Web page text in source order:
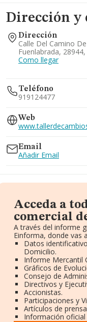
Dirección y
Dirección
Calle Del Camino
Fuenlabrada,
Como llegar
Teléfono
919124477
Web
Email
Añadir Email
Acceda a
comercial
A través del informe
Einforma, donde vas
Datos
Domicilio.
Informe Mercantil
Gráficos de
Consejo de
Directivos y
Accionistas.
Participaciones y
Artículos de
Información